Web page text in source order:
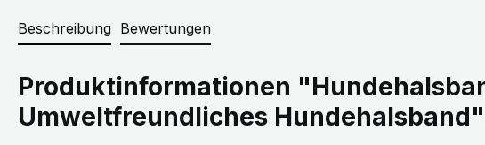
Beschreibung Bewertungen
Produktinformationen
Umweltfreundliches Hundehalsband"